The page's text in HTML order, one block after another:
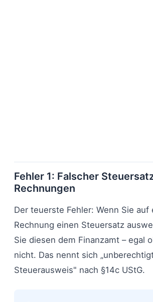
Fehler 1: Falscher
Rechnungen
Der teuerste Fehler: Wenn Sie auf
Rechnung einen Steuersatz
Sie diesen dem Finanzamt – egal
nicht. Das nennt sich
Steuerausweis" nach §14c UStG.